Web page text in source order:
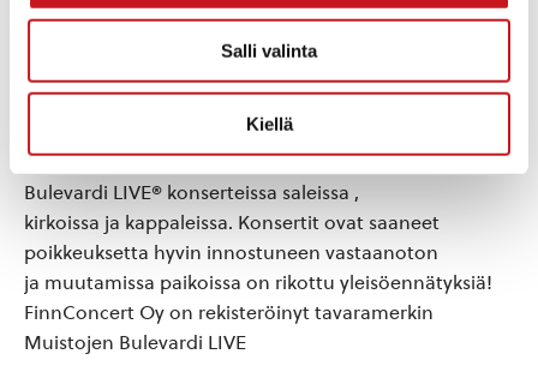
Salli valinta
Kiellä
Molemmat taiteilijat kokevat myös hengellisen
musiikin läheiseksi. Ohjelmaan on otettu myös
tuttuja hengellisiä lauluja kuten Päivä vain, Herra
kädelläsi, Vanhavirsi Taalainmaalta ja
Anna-Claudia ja Jouni ovat esiintyneet Muistojen
Bulevardi LIVE® konserteissa saleissa ,
kirkoissa ja kappaleissa. Konsertit ovat saaneet
poikkeuksetta hyvin innostuneen vastaanoton
ja muutamissa paikoissa on rikottu yleisöennätyksiä!
FinnConcert Oy on rekisteröinyt tavaramerkin
Muistojen Bulevardi LIVE